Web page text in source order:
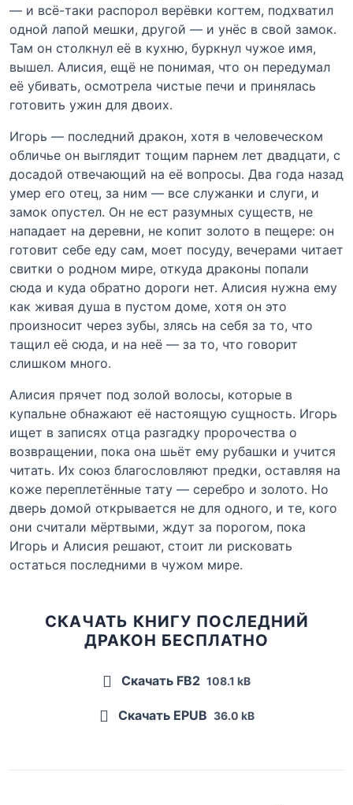
— и всё-таки распорол верёвки когтем, подхватил
одной лапой мешки, другой — и унёс в свой замок.
Там он столкнул её в кухню, буркнул чужое имя,
вышел. Алисия, ещё не понимая, что он передумал
её убивать, осмотрела чистые печи и принялась
готовить ужин для двоих.
Игорь — последний дракон, хотя в человеческом
обличье он выглядит тощим парнем лет двадцати, с
досадой отвечающий на её вопросы. Два года назад
умер его отец, за ним — все служанки и слуги, и
замок опустел. Он не ест разумных существ, не
нападает на деревни, не копит золото в пещере: он
готовит себе еду сам, моет посуду, вечерами читает
свитки о родном мире, откуда драконы попали
сюда и куда обратно дороги нет. Алисия нужна ему
как живая душа в пустом доме, хотя он это
произносит через зубы, злясь на себя за то, что
тащил её сюда, и на неё — за то, что говорит
слишком много.
Алисия прячет под золой волосы, которые в
купальне обнажают её настоящую сущность. Игорь
ищет в записях отца разгадку пророчества о
возвращении, пока она шьёт ему рубашки и учится
читать. Их союз благословляют предки, оставляя на
коже переплетённые тату — серебро и золото. Но
дверь домой открывается не для одного, и те, кого
они считали мёртвыми, ждут за порогом, пока
Игорь и Алисия решают, стоит ли рисковать
остаться последними в чужом мире.
СКАЧАТЬ КНИГУ ПОСЛЕДНИЙ
ДРАКОН БЕСПЛАТНО
Скачать FB2 108.1 kB
Скачать EPUB 36.0 kB